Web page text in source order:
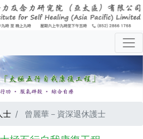
士 曾麗華－資深退休護士